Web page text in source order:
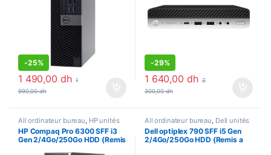
-25%
1 490,00 dh 1
990,00dh
-29%
1 640,00 dh 2
300,00dh
All ordinateur bureau HP unités
centrales Ordinateur bureau ,
Unités centrales
HP Compaq Pro 6300 SFF i3
Gen 2/4Go/250Go HDD (Remis
All ordinateur bureau Dell unités
centrales Ordinateur bureau
Unités centrales
Dell optiplex 790 SFF i5 Gen
2/4Go/250Go HDD (Remis a